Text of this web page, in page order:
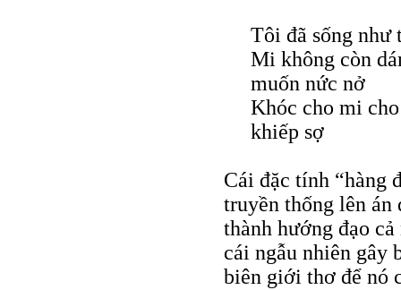
Tôi đã sống như
Mi không còn
muốn nức nở
Khóc cho mi
khiếp sợ
Cái đặc tính “hàng
truyền thống lên án
thành hướng đạo
cái ngẫu nhiên gây
biên giới thơ để nó